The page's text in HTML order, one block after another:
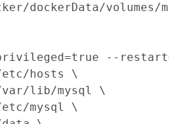
dockerData/
--
hosts \
lib/mysql \
mysql \